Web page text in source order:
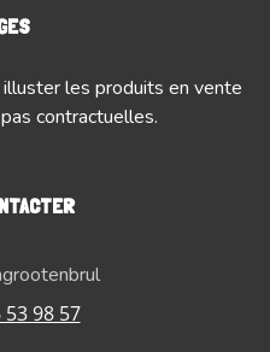
les produits en vente
contractuelles.
53 98 57